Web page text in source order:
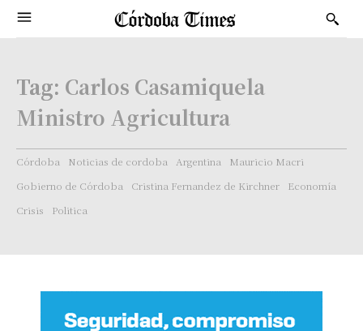
Tag: Carlos Casamiquela
Ministro Agricultura
Córdoba Noticias de cordoba Argentina
Mauricio Macri
Gobierno de Córdoba
Cristina Fernandez de Kirchner
Economía
Crisis
Politica